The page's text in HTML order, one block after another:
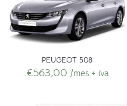
PEUGEOT 508
€563,00 /mes + iva